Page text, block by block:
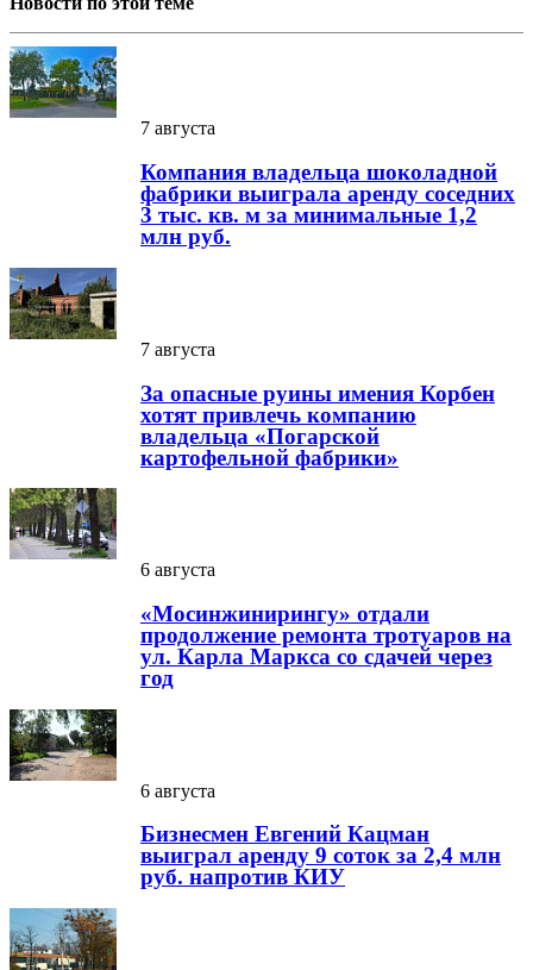
7 августа
Компания владельца шоколадной
фабрики выиграла аренду соседних
3 тыс. кв. м за минимальные 1,2
млн руб.
7 августа
За опасные руины имения Корбен
хотят привлечь компанию
владельца «Погарской
картофельной фабрики»
6 августа
«Мосинжинирингу» отдали
продолжение ремонта тротуаров на
ул. Карла Маркса со сдачей через
год
6 августа
Бизнесмен Евгений Кацман
выиграл аренду 9 соток за 2,4 млн
руб. напротив КИУ